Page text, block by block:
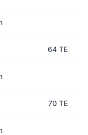
64 TE
70 TE